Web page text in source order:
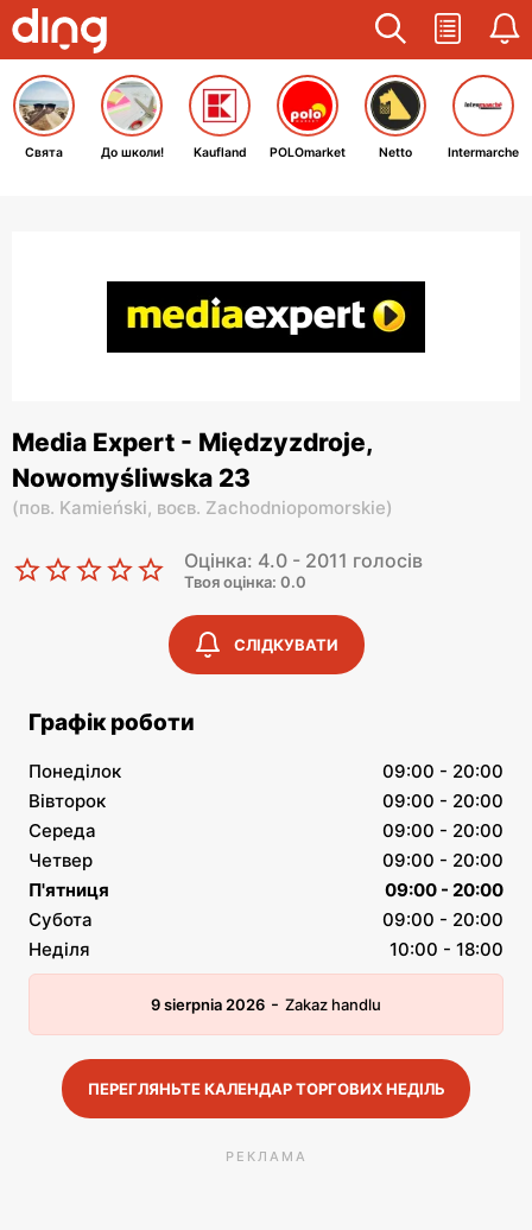
Свята До школи! Kaufland POLOmarket Netto Intermarche
Media Expert - Międzyzdroje,
Nowomyśliwska 23
(пов. Kamieński, воєв. Zachodniopomorskie)
Оцінка: 4.0 - 2011 голосів
Твоя оцінка: 0.0
СЛІДКУВАТИ
Графік роботи
Понеділок
09:00 - 20:00
Вівторок
09:00 - 20:00
Середа
09:00 - 20:00
Четвер
09:00 - 20:00
П'ятниця
09:00 - 20:00
Субота
09:00 - 20:00
Неділя
10:00 - 18:00
9 sierpnia 2026 - Zakaz handlu
ПЕРЕГЛЯНЬТЕ КАЛЕНДАР ТОРГОВИХ НЕДІЛЬ
РЕКЛАМА